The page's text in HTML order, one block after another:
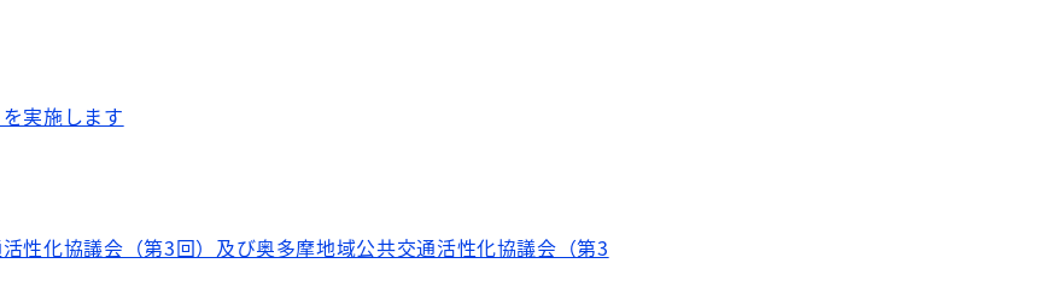
実施します
性化協議会（第3回）及び奥多摩地域公共交通活性化協議会（第3